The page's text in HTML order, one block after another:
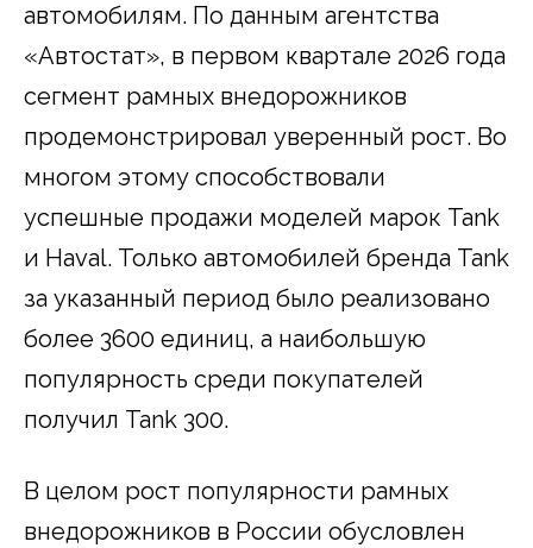
автомобилям. По данным агентства
«Автостат», в первом квартале 2026 года
сегмент рамных внедорожников
продемонстрировал уверенный рост. Во
многом этому способствовали
успешные продажи моделей марок Tank
и Haval. Только автомобилей бренда Tank
за указанный период было реализовано
более 3600 единиц, а наибольшую
популярность среди покупателей
получил Tank 300.
В целом рост популярности рамных
внедорожников в России обусловлен